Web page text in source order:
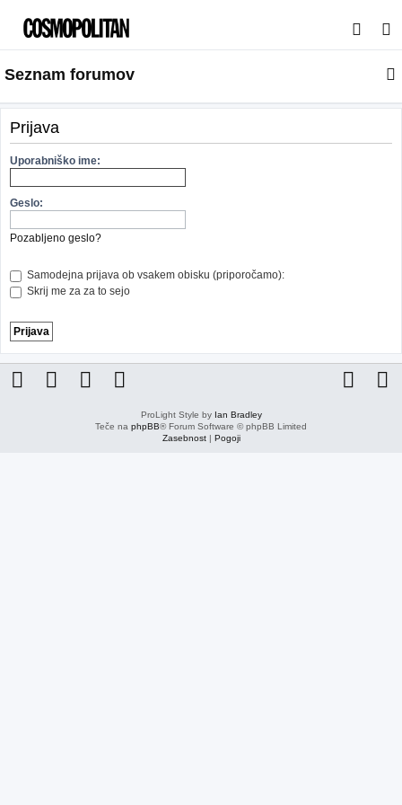
s
a
j
Seznam forumov
Prijava
Uporabniško ime:
Geslo:
Pozabljeno geslo?
Samodejna prijava ob vsakem obisku (priporočamo):
Skrij me za za to sejo
ProLight Style by Ian Bradley
Teče na phpBB® Forum Software © phpBB Limited
Zasebnost| Pogoji